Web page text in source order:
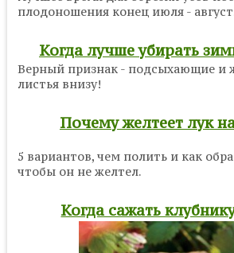
плодоношения конец июля -
Когда лучше убирать
Верный признак - подсыхающие и
листья внизу!
Почему желтеет лук
5 вариантов, чем полить и как
чтобы он не желтел.
Когда сажать